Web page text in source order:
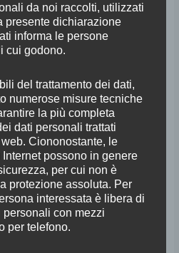
della Toscana
al Teatro Verdi di Firenze e oggi è
orchestre in Italia. È formata da 45
da noi raccolti, utilizzati
presente dichiarazione
informa le persone
cui godono.
del trattamento dei dati,
numerose misure tecniche
la più completa
dati personali trattati
Ciononostante, le
possono in genere
per cui non è
protezione assoluta. Per
interessata è libera di
con mezzi
per telefono.